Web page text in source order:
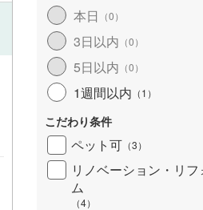
本日 （0）
3日以内 （0）
5日以内 （0）
1週間以内 （1 ）
こだわり条件
ペット可 （3）
リノベーション・リフ
ム
（4）